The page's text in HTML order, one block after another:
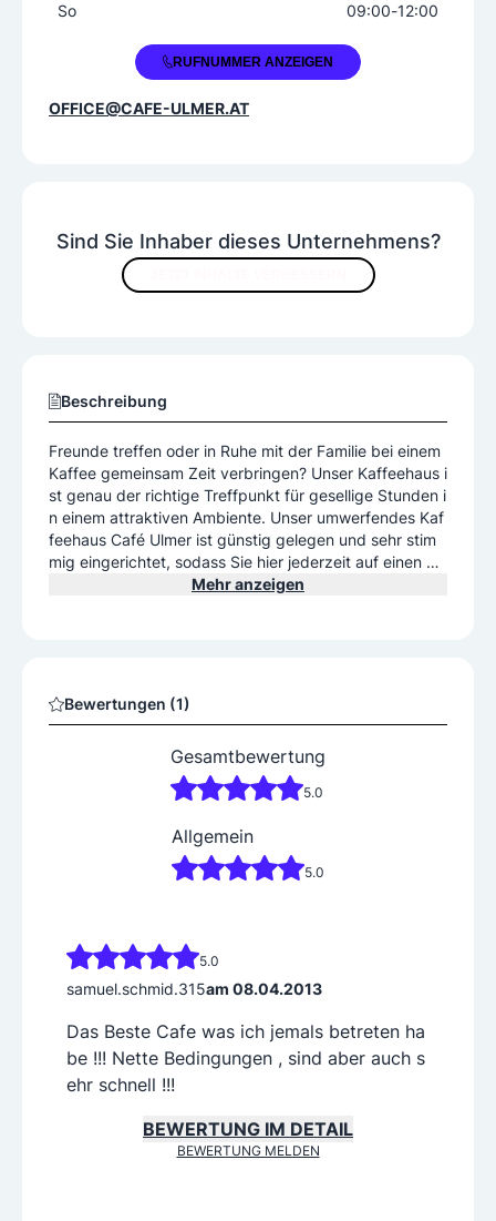
Sind Sie Inhaber dieses Unternehmens?
Beschreibung
Freunde treffen oder in Ruhe mit der Familie bei einem
Kaffee gemeinsam Zeit verbringen? Unser Kaffeehaus i
st genau der richtige Treffpunkt für gesellige Stunden i
n einem attraktiven Ambiente. Unser umwerfendes Kaf
feehaus Café Ulmer ist günstig gelegen und sehr stim
mig eingerichtet, sodass Sie hier jederzeit auf einen Ka
ffee oder zum Mittagessen vorbeikommen können. Bei
Mehr anzeigen
Bewertungen (1)
Gesamtbewertung
5.0
Allgemein
5.0
5.0
samuel.schmid.315am 08.04.2013
Das Beste Cafe was ich jemals betreten ha
be !!! Nette Bedingungen , sind aber auch s
ehr schnell !!!
BEWERTUNG IM DETAIL
BEWERTUNG MELDEN
So
09:00-12:00
+43 5572 23573RUFNUMMER ANZEIGEN
OFFICE@CAFE-ULMER.AT